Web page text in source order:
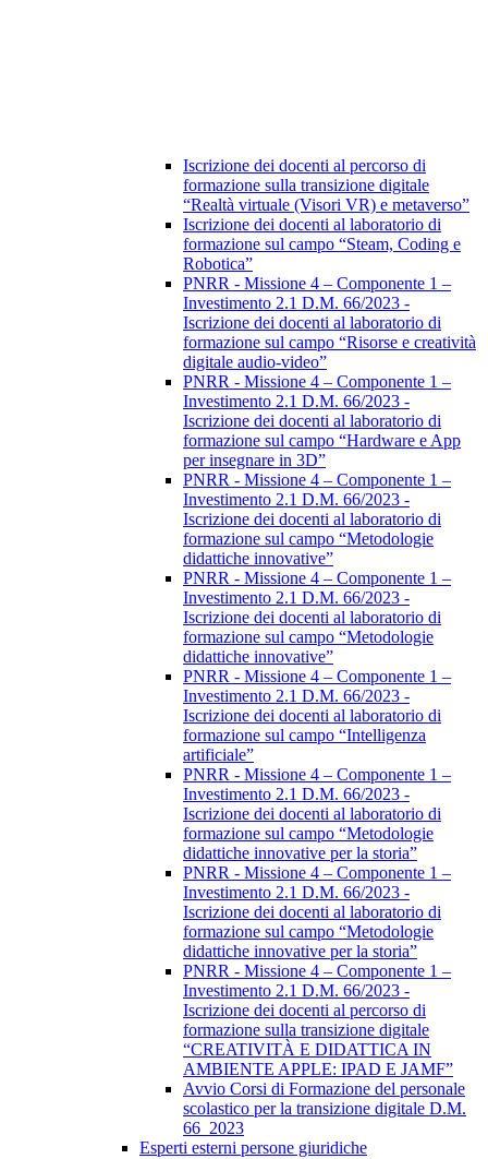
Iscrizione dei docenti al percorso di
formazione sulla transizione digitale
“Realtà virtuale (Visori VR) e metaverso”
Iscrizione dei docenti al laboratorio di
formazione sul campo “Steam, Coding e
Robotica”
PNRR - Missione 4 – Componente 1 –
Investimento 2.1 D.M. 66/2023 -
Iscrizione dei docenti al laboratorio di
formazione sul campo “Risorse e creatività
digitale audio-video”
PNRR - Missione 4 – Componente 1 –
Investimento 2.1 D.M. 66/2023 -
Iscrizione dei docenti al laboratorio di
formazione sul campo “Hardware e App
per insegnare in 3D”
PNRR - Missione 4 – Componente 1 –
Investimento 2.1 D.M. 66/2023 -
Iscrizione dei docenti al laboratorio di
formazione sul campo “Metodologie
didattiche innovative”
PNRR - Missione 4 – Componente 1 –
Investimento 2.1 D.M. 66/2023 -
Iscrizione dei docenti al laboratorio di
formazione sul campo “Metodologie
didattiche innovative”
PNRR - Missione 4 – Componente 1 –
Investimento 2.1 D.M. 66/2023 -
Iscrizione dei docenti al laboratorio di
formazione sul campo “Intelligenza
artificiale”
PNRR - Missione 4 – Componente 1 –
Investimento 2.1 D.M. 66/2023 -
Iscrizione dei docenti al laboratorio di
formazione sul campo “Metodologie
didattiche innovative per la storia”
PNRR - Missione 4 – Componente 1 –
Investimento 2.1 D.M. 66/2023 -
Iscrizione dei docenti al laboratorio di
formazione sul campo “Metodologie
didattiche innovative per la storia”
PNRR - Missione 4 – Componente 1 –
Investimento 2.1 D.M. 66/2023 -
Iscrizione dei docenti al percorso di
formazione sulla transizione digitale
“CREATIVITÀ E DIDATTICA IN
AMBIENTE APPLE: IPAD E JAMF”
Avvio Corsi di Formazione del personale
scolastico per la transizione digitale D.M.
66_2023
Esperti esterni persone giuridiche